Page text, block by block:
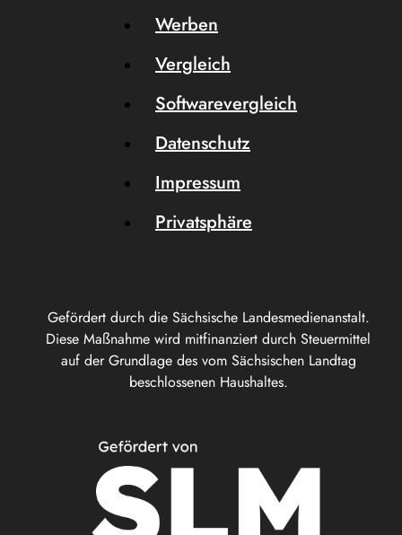
Gefördert durch die Sächsische Landesmedienanstalt.
Diese Maßnahme wird mitfinanziert durch Steuermittel
auf der Grundlage des vom Sächsischen Landtag
beschlossenen Haushaltes.
Werben
Vergleich
Softwarevergleich
Datenschutz
Impressum
Privatsphäre